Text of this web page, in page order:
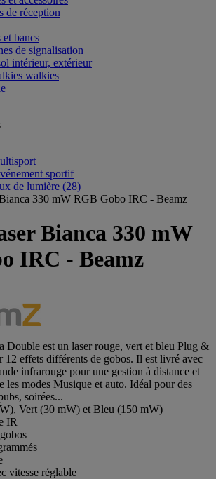
de réception
et bancs
de signalisation
intérieur, extérieur
walkies
sportif
de lumière (28)
330 mW RGB Gobo IRC - Beamz
Bianca 330 mW
IRC - Beamz
Double est un laser rouge, vert et bleu Plug &
12 effets différents de gobos. Il est livré avec
infrarouge pour une gestion à distance et
les modes Musique et auto. Idéal pour des
soirées...
Vert (30 mW) et Bleu (150 mW)
IR
vitesse réglable